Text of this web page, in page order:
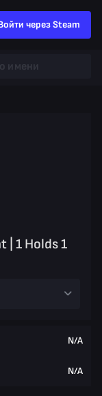
через Steam
Heavy
| 1 Holds 1
N/A
N/A